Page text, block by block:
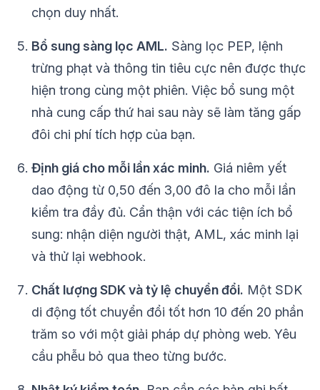
chọn duy nhất.
Bổ sung sàng lọc AML. Sàng lọc PEP, lệnh
trừng phạt và thông tin tiêu cực nên được thực
hiện trong cùng một phiên. Việc bổ sung một
nhà cung cấp thứ hai sau này sẽ làm tăng gấp
đôi chi phí tích hợp của bạn.
Định giá cho mỗi lần xác minh. Giá niêm yết
dao động từ 0,50 đến 3,00 đô la cho mỗi lần
kiểm tra đầy đủ. Cẩn thận với các tiện ích bổ
sung: nhận diện người thật, AML, xác minh lại
và thử lại webhook.
Chất lượng SDK và tỷ lệ chuyển đổi. Một SDK
di động tốt chuyển đổi tốt hơn 10 đến 20 phần
trăm so với một giải pháp dự phòng web. Yêu
cầu phễu bỏ qua theo từng bước.